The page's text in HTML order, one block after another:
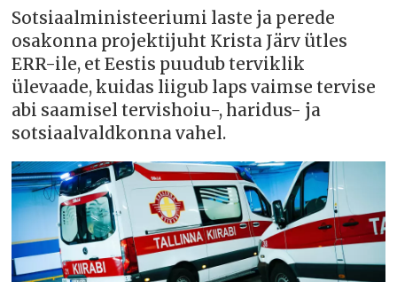
Sotsiaalministeeriumi laste ja perede
osakonna projektijuht Krista Järv ütles
ERR-ile, et Eestis puudub terviklik
ülevaade, kuidas liigub laps vaimse tervise
abi saamisel tervishoiu-, haridus- ja
sotsiaalvaldkonna vahel.